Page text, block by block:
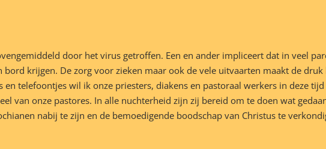
door het virus getroffen. Een en ander impliceert dat in veel
krijgen. De zorg voor zieken maar ook de vele uitvaarten maakt de
telefoontjes wil ik onze priesters, diakens en pastoraal werkers in deze
van onze pastores. In alle nuchterheid zijn zij bereid om te doen wat
nabij te zijn en de bemoedigende boodschap van Christus te